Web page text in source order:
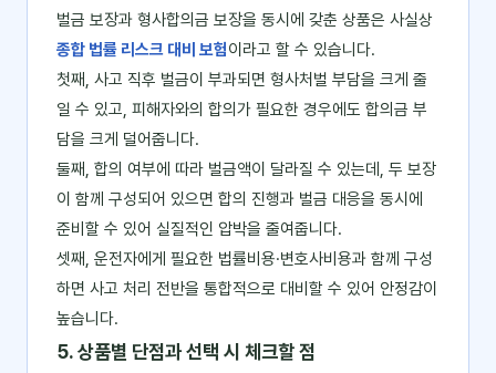
벌금 보장과 형사합의금 보장을 동시에 갖춘 상품은 사실상
종합 법률 리스크 대비 보험이라고 할 수 있습니다.
첫째, 사고 직후 벌금이 부과되면 형사처벌 부담을 크게 줄
일 수 있고, 피해자와의 합의가 필요한 경우에도 합의금 부
담을 크게 덜어줍니다.
둘째, 합의 여부에 따라 벌금액이 달라질 수 있는데, 두 보장
이 함께 구성되어 있으면 합의 진행과 벌금 대응을 동시에
준비할 수 있어 실질적인 압박을 줄여줍니다.
셋째, 운전자에게 필요한 법률비용·변호사비용과 함께 구성
하면 사고 처리 전반을 통합적으로 대비할 수 있어 안정감이
높습니다.
5. 상품별 단점과 선택 시 체크할 점